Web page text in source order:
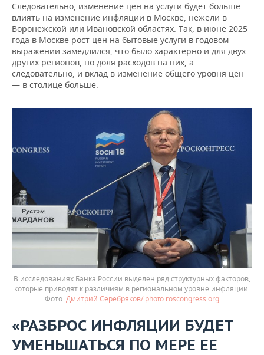
Следовательно, изменение цен на услуги будет больше
влиять на изменение инфляции в Москве, нежели в
Воронежской или Ивановской областях. Так, в июне 2025
года в Москве рост цен на бытовые услуги в годовом
выражении замедлился, что было характерно и для двух
других регионов, но доля расходов на них, а
следовательно, и вклад в изменение общего уровня цен
— в столице больше.
В исследованиях Банка России выделен ряд структурных факторов,
которые приводят к различиям в региональном уровне инфляции.
Дмитрий Серебряков/ photo.roscongress.org
«РАЗБРОС ИНФЛЯЦИИ БУДЕТ
УМЕНЬШАТЬСЯ ПО МЕРЕ ЕЕ